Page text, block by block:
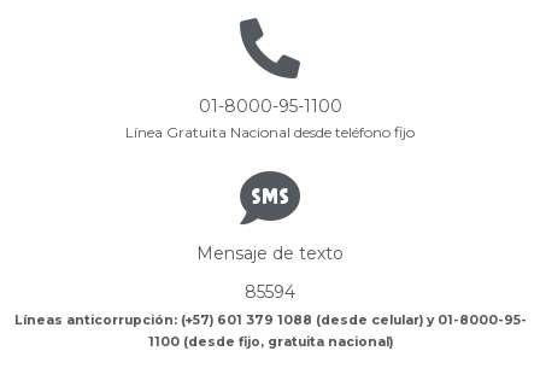
01-8000-95-1100
Línea Gratuita Nacional desde teléfono fijo
Mensaje de texto
85594
Líneas anticorrupción: (+57) 601 379 1088 (desde celular) y 01-8000-95-
1100 (desde fijo, gratuita nacional)